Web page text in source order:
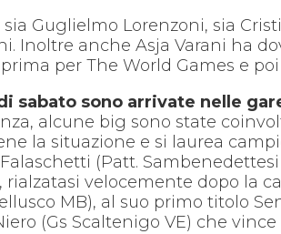
Guglielmo Lorenzoni, sia
Inoltre anche Asja Varani ha
per The World Games e
sabato sono arrivate nelle
alcune big sono state
la situazione e si laurea
(Patt.
rialzatasi velocemente dopo la
MB), al suo primo titolo
(Gs Scaltenigo VE) che